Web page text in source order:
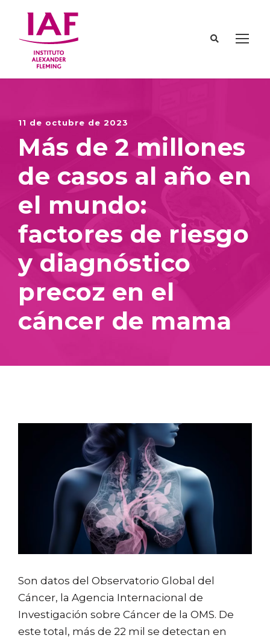
11 de octubre de 2023
Más de 2 millones
de casos al año en
el mundo:
factores de riesgo
y diagnóstico
precoz en el
cáncer de mama
Son datos del Observatorio Global del
Cáncer, la Agencia Internacional de
Investigación sobre Cáncer de la OMS. De
este total, más de 22 mil se detectan en